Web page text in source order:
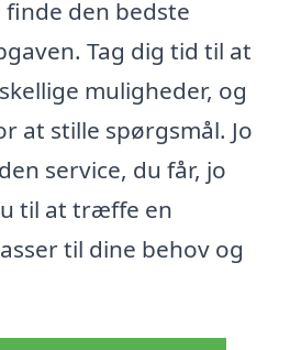
den bedste
Tag dig tid til at
muligheder, og
at stille spørgsmål. Jo
service, du får, jo
til at træffe en
til dine behov og